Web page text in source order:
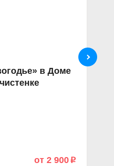
в Доме
от 2 900 p